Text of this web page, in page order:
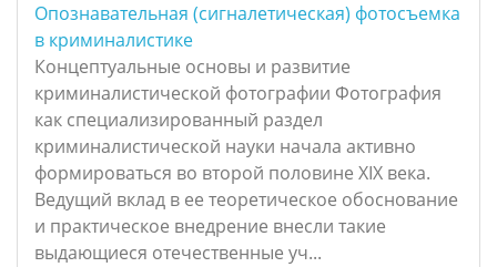
Опознавательная (сигналетическая) фотосъемка
в криминалистике
Концептуальные основы и развитие
криминалистической фотографии Фотография
как специализированный раздел
криминалистической науки начала активно
формироваться во второй половине XIX века.
Ведущий вклад в ее теоретическое обоснование
и практическое внедрение внесли такие
выдающиеся отечественные уч...